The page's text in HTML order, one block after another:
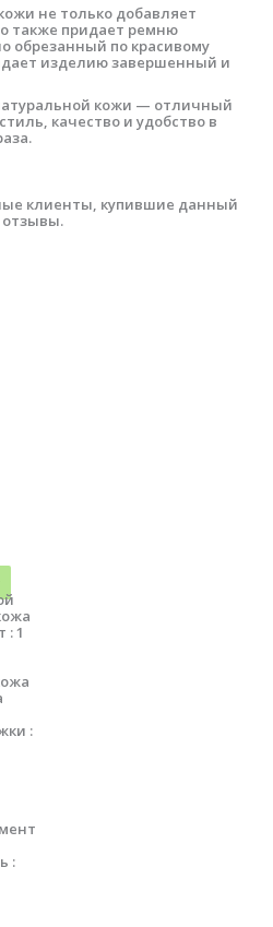
не только добавляет
также придает ремню
обрезанный по красивому
изделию завершенный и
кожи — отличный
качество и удобство в
клиенты, купившие данный
отзывы.
: 1
:
: